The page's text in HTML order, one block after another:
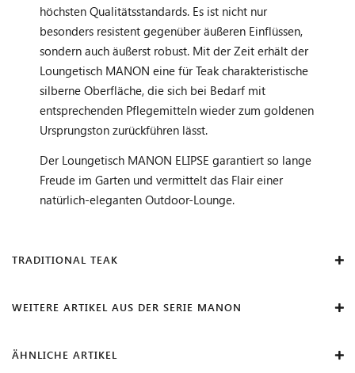
höchsten Qualitätsstandards. Es ist nicht nur
besonders resistent gegenüber äußeren Einflüssen,
sondern auch äußerst robust. Mit der Zeit erhält der
Loungetisch MANON eine für Teak charakteristische
silberne Oberfläche, die sich bei Bedarf mit
entsprechenden Pflegemitteln wieder zum goldenen
Ursprungston zurückführen lässt.
Der Loungetisch MANON ELIPSE garantiert so lange
Freude im Garten und vermittelt das Flair einer
natürlich-eleganten Outdoor-Lounge.
TRADITIONAL TEAK
WEITERE ARTIKEL AUS DER SERIE MANON
ÄHNLICHE ARTIKEL